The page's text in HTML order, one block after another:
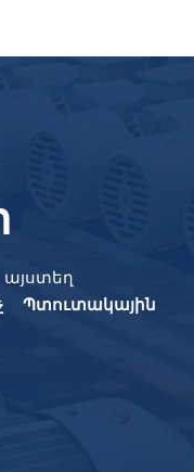
այստեղ
Պտուտակային